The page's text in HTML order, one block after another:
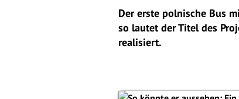
Der erste polnische Bus
so lautet der Titel des
realisiert.